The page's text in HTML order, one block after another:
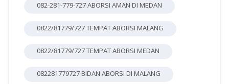
082-281-779-727 ABORSI AMAN DI MEDAN
0822/81779/727 TEMPAT ABORSI MALANG
0822/81779/727 TEMPAT ABORSI MEDAN
082281779727 BIDAN ABORSI DI MALANG